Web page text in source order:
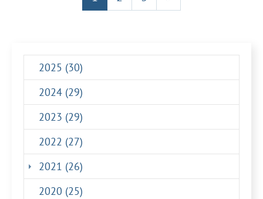
2025 (30)
2024 (29)
2023 (29)
2022 (27)
2021 (26)
2020 (25)